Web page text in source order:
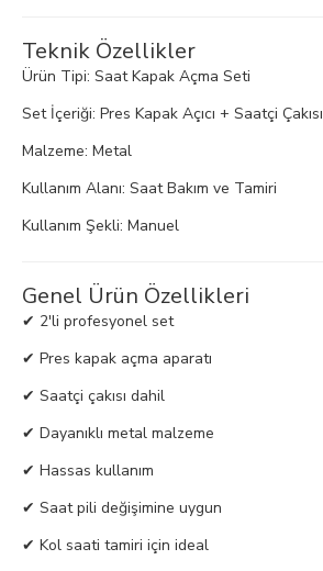
Teknik Özellikler
Ürün Tipi: Saat Kapak Açma Seti
Set İçeriği: Pres Kapak Açıcı + Saatçi Çakısı
Malzeme: Metal
Kullanım Alanı: Saat Bakım ve Tamiri
Kullanım Şekli: Manuel
Genel Ürün Özellikleri
✔ 2'li profesyonel set
✔ Pres kapak açma aparatı
✔ Saatçi çakısı dahil
✔ Dayanıklı metal malzeme
✔ Hassas kullanım
✔ Saat pili değişimine uygun
✔ Kol saati tamiri için ideal